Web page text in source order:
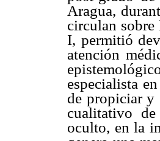
Aragua,
circulan
I, permitió
atención
especialista
de propiciar y
cualitativo
oculto, en la